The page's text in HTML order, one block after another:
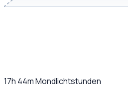
17h 44mMondlichtstunden